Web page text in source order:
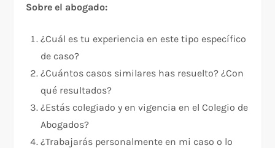
Sobre el abogado:
¿Cuál es tu experiencia en este tipo específico
de caso?
¿Cuántos casos similares has resuelto? ¿Con
qué resultados?
¿Estás colegiado y en vigencia en el Colegio de
Abogados?
¿Trabajarás personalmente en mi caso o lo